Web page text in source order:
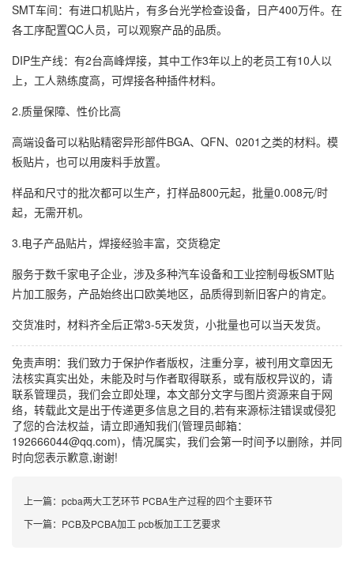
SMT车间：有进口机贴片，有多台光学检查设备，日产400万件。在
各工序配置QC人员，可以观察产品的品质。
DIP生产线：有2台高峰焊接，其中工作3年以上的老员工有10人以
上，工人熟练度高，可焊接各种插件材料。
2.质量保障、性价比高
高端设备可以粘贴精密异形部件BGA、QFN、0201之类的材料。模
板贴片，也可以用废料手放置。
样品和尺寸的批次都可以生产，打样品800元起，批量0.008元/时
起，无需开机。
3.电子产品贴片，焊接经验丰富，交货稳定
服务于数千家电子企业，涉及多种汽车设备和工业控制母板SMT贴
片加工服务，产品始终出口欧美地区，品质得到新旧客户的肯定。
交货准时，材料齐全后正常3-5天发货，小批量也可以当天发货。
免责声明：我们致力于保护作者版权，注重分享，被刊用文章因无
法核实真实出处，未能及时与作者取得联系，或有版权异议的，请
联系管理员，我们会立即处理，本文部分文字与图片资源来自于网
络，转载此文是出于传递更多信息之目的,若有来源标注错误或侵犯
了您的合法权益，请立即通知我们(管理员邮箱：
192666044@qq.com)，情况属实，我们会第一时间予以删除，并同
时向您表示歉意,谢谢!
上一篇： pcba两大工艺环节 PCBA生产过程的四个主要环节
下一篇： PCB及PCBA加工 pcb板加工工艺要求